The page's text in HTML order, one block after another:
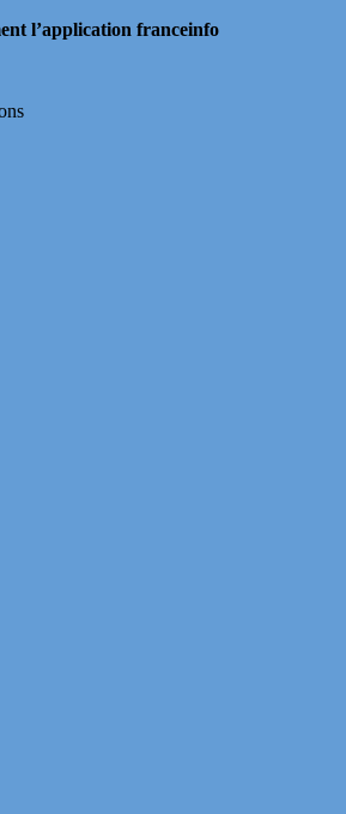
l’application franceinfo